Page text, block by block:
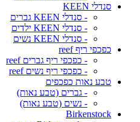
סנדלי KEEN
- סנדלי KEEN גברים
- סנדלי KEEN ילדים
- סנדלי KEEN נשים
כפכפי ריף reef
- כפכפי ריף גברים reef
- כפכפי ריף נשים reef
טבע נאות כפכפים
- גברים (טבע נאות)
- נשים (טבע נאות)
Birkenstock